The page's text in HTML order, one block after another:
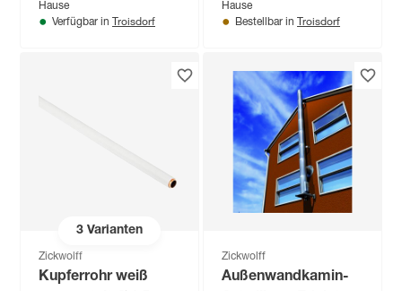
Hause
Verfügbar in Troisdorf
Hause
Bestellbar in Troisdorf
3Varianten
Zickwolff
Kupferrohr weiß
Zickwolff
Außenwandkamin-